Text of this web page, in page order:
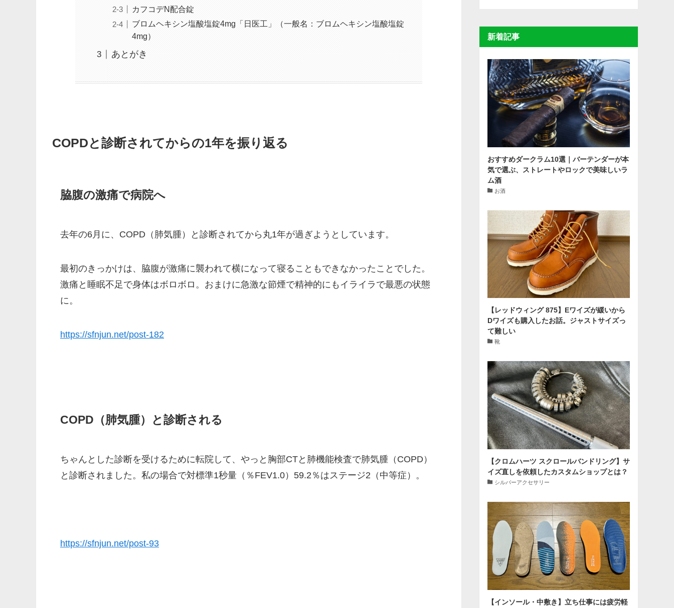
カフコデN配合錠
ブロムヘキシン塩酸塩錠4mg「日医工」（一般名：ブロムヘキシン塩酸塩錠
4mg）
あとがき
COPDと診断されてからの1年を振り返る
脇腹の激痛で病院へ
去年の6月に、COPD（肺気腫）と診断されてから丸1年が過ぎようとしています。
最初のきっかけは、脇腹が激痛に襲われて横になって寝ることもできなかったことでした。
激痛と睡眠不足で身体はボロボロ。おまけに急激な節煙で精神的にもイライラで最悪の状態
に。
https://sfnjun.net/post-182
COPD（肺気腫）と診断される
ちゃんとした診断を受けるために転院して、やっと胸部CTと肺機能検査で肺気腫（COPD）
と診断されました。私の場合で対標準1秒量（％FEV1.0）59.2％はステージ2（中等症）。
https://sfnjun.net/post-93
新着記事
おすすめダークラム10選｜バーテンダーが本
気で選ぶ、ストレートやロックで美味しいラ
ム酒
お酒
【レッドウィング 875】Eワイズが緩いから
Dワイズも購入したお話。ジャストサイズっ
て難しい
靴
【クロムハーツ スクロールバンドリング】サ
イズ直しを依頼したカスタムショップとは？
シルバーアクセサリー
【インソール・中敷き】立ち仕事には疲労軽